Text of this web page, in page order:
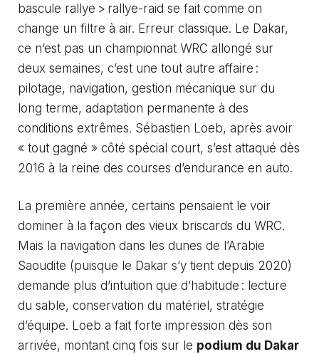
bascule rallye > rallye-raid se fait comme on
change un filtre à air. Erreur classique. Le Dakar,
ce n’est pas un championnat WRC allongé sur
deux semaines, c’est une tout autre affaire :
pilotage, navigation, gestion mécanique sur du
long terme, adaptation permanente à des
conditions extrêmes. Sébastien Loeb, après avoir
« tout gagné » côté spécial court, s’est attaqué dès
2016 à la reine des courses d’endurance en auto.
La première année, certains pensaient le voir
dominer à la façon des vieux briscards du WRC.
Mais la navigation dans les dunes de l’Arabie
Saoudite (puisque le Dakar s’y tient depuis 2020)
demande plus d’intuition que d’habitude : lecture
du sable, conservation du matériel, stratégie
d’équipe. Loeb a fait forte impression dès son
arrivée, montant cinq fois sur le podium du Dakar